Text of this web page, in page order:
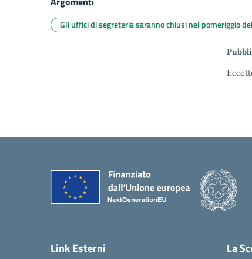
Gli uffici di segreteria saranno chiusi nel pomeriggio
Link Esterni La